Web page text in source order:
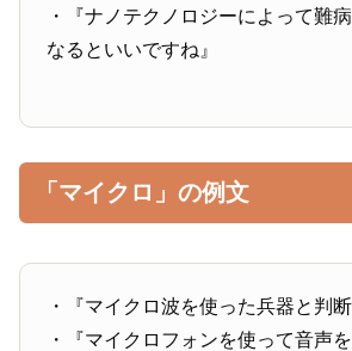
・『ナノテクノロジーによって難
なるといいですね』
「マイクロ」の例文
・『マイクロ波を使った兵器と判断
・『マイクロフォンを使って音声